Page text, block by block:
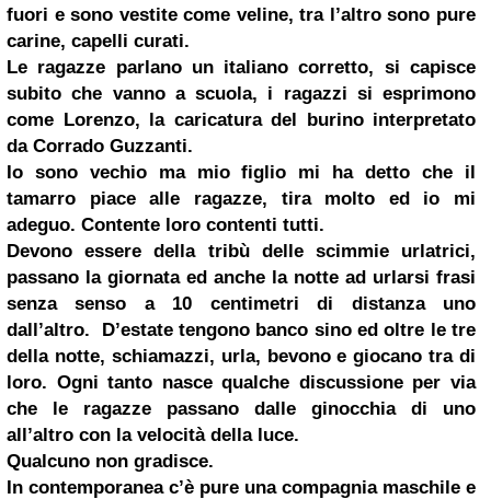
fuori e sono vestite come veline, tra l’altro sono pure
carine, capelli curati.
Le ragazze parlano un italiano corretto, si capisce
subito che vanno a scuola, i ragazzi si esprimono
come Lorenzo, la caricatura del burino interpretato
da Corrado Guzzanti.
Io sono vechio ma mio figlio mi ha detto che il
tamarro piace alle ragazze, tira molto ed io mi
adeguo. Contente loro contenti tutti.
Devono essere della tribù delle scimmie urlatrici,
passano la giornata ed anche la notte ad urlarsi frasi
senza senso a 10 centimetri di distanza uno
dall’altro. D’estate tengono banco sino ed oltre le tre
della notte, schiamazzi, urla, bevono e giocano tra di
loro. Ogni tanto nasce qualche discussione per via
che le ragazze passano dalle ginocchia di uno
all’altro con la velocità della luce.
Qualcuno non gradisce.
In contemporanea c’è pure una compagnia maschile e